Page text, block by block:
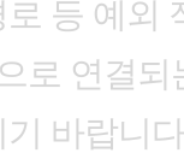
등 예외
로 연결
바랍니